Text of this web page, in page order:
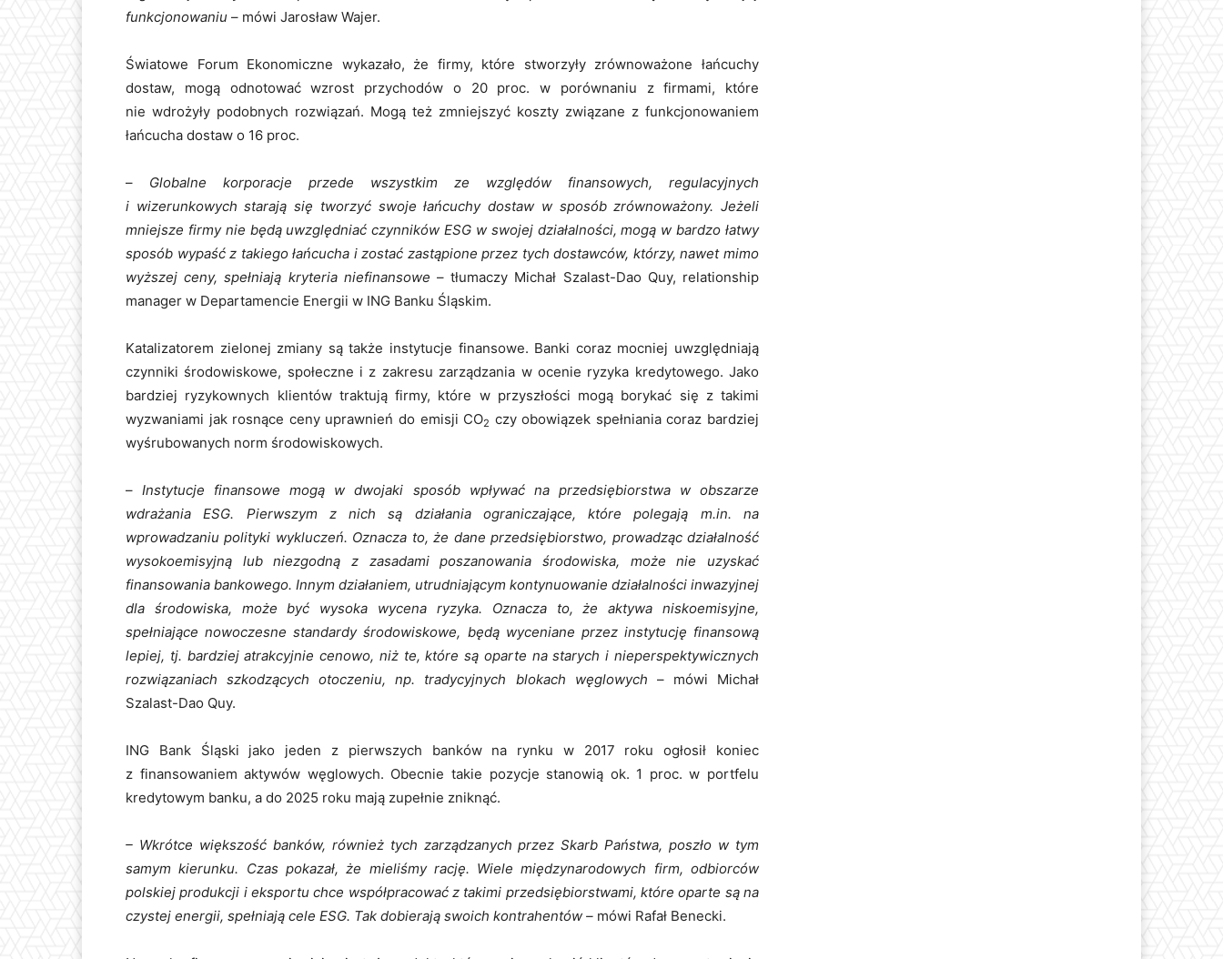
funkcjonowaniu – mówi Jarosław Wajer.
Światowe Forum Ekonomiczne wykazało, że firmy, które stworzyły zrównoważone łańcuchy
dostaw, mogą odnotować wzrost przychodów o 20 proc. w porównaniu z firmami, które
nie wdrożyły podobnych rozwiązań. Mogą też zmniejszyć koszty związane z funkcjonowaniem
łańcucha dostaw o 16 proc.
– Globalne korporacje przede wszystkim ze względów finansowych, regulacyjnych
i wizerunkowych starają się tworzyć swoje łańcuchy dostaw w sposób zrównoważony. Jeżeli
mniejsze firmy nie będą uwzględniać czynników ESG w swojej działalności, mogą w bardzo łatwy
sposób wypaść z takiego łańcucha i zostać zastąpione przez tych dostawców, którzy, nawet mimo
wyższej ceny, spełniają kryteria niefinansowe – tłumaczy Michał Szalast-Dao Quy, relationship
manager w Departamencie Energii w ING Banku Śląskim.
Katalizatorem zielonej zmiany są także instytucje finansowe. Banki coraz mocniej uwzględniają
czynniki środowiskowe, społeczne i z zakresu zarządzania w ocenie ryzyka kredytowego. Jako
bardziej ryzykownych klientów traktują firmy, które w przyszłości mogą borykać się z takimi
wyzwaniami jak rosnące ceny uprawnień do emisji CO2 czy obowiązek spełniania coraz bardziej
wyśrubowanych norm środowiskowych.
–Instytucje finansowe mogą w dwojaki sposób wpływać na przedsiębiorstwa w obszarze
wdrażania ESG. Pierwszym z nich są działania ograniczające, które polegają m.in. na
wprowadzaniu polityki wykluczeń. Oznacza to, że dane przedsiębiorstwo, prowadząc działalność
wysokoemisyjną lub niezgodną z zasadami poszanowania środowiska, może nie uzyskać
finansowania bankowego. Innym działaniem, utrudniającym kontynuowanie działalności inwazyjnej
dla środowiska, może być wysoka wycena ryzyka. Oznacza to, że aktywa niskoemisyjne,
spełniające nowoczesne standardy środowiskowe, będą wyceniane przez instytucję finansową
lepiej, tj. bardziej atrakcyjnie cenowo, niż te, które są oparte na starych i nieperspektywicznych
rozwiązaniach szkodzących otoczeniu, np. tradycyjnych blokach węglowych – mówi Michał
Szalast-Dao Quy.
ING Bank Śląski jako jeden z pierwszych banków na rynku w 2017 roku ogłosił koniec
z finansowaniem aktywów węglowych. Obecnie takie pozycje stanowią ok. 1 proc. w portfelu
kredytowym banku, a do 2025 roku mają zupełnie zniknąć.
– Wkrótce większość banków, również tych zarządzanych przez Skarb Państwa, poszło w tym
samym kierunku. Czas pokazał, że mieliśmy rację. Wiele międzynarodowych firm, odbiorców
polskiej produkcji i eksportu chce współpracować z takimi przedsiębiorstwami, które oparte są na
czystej energii, spełniają cele ESG. Tak dobierają swoich kontrahentów – mówi Rafał Benecki.